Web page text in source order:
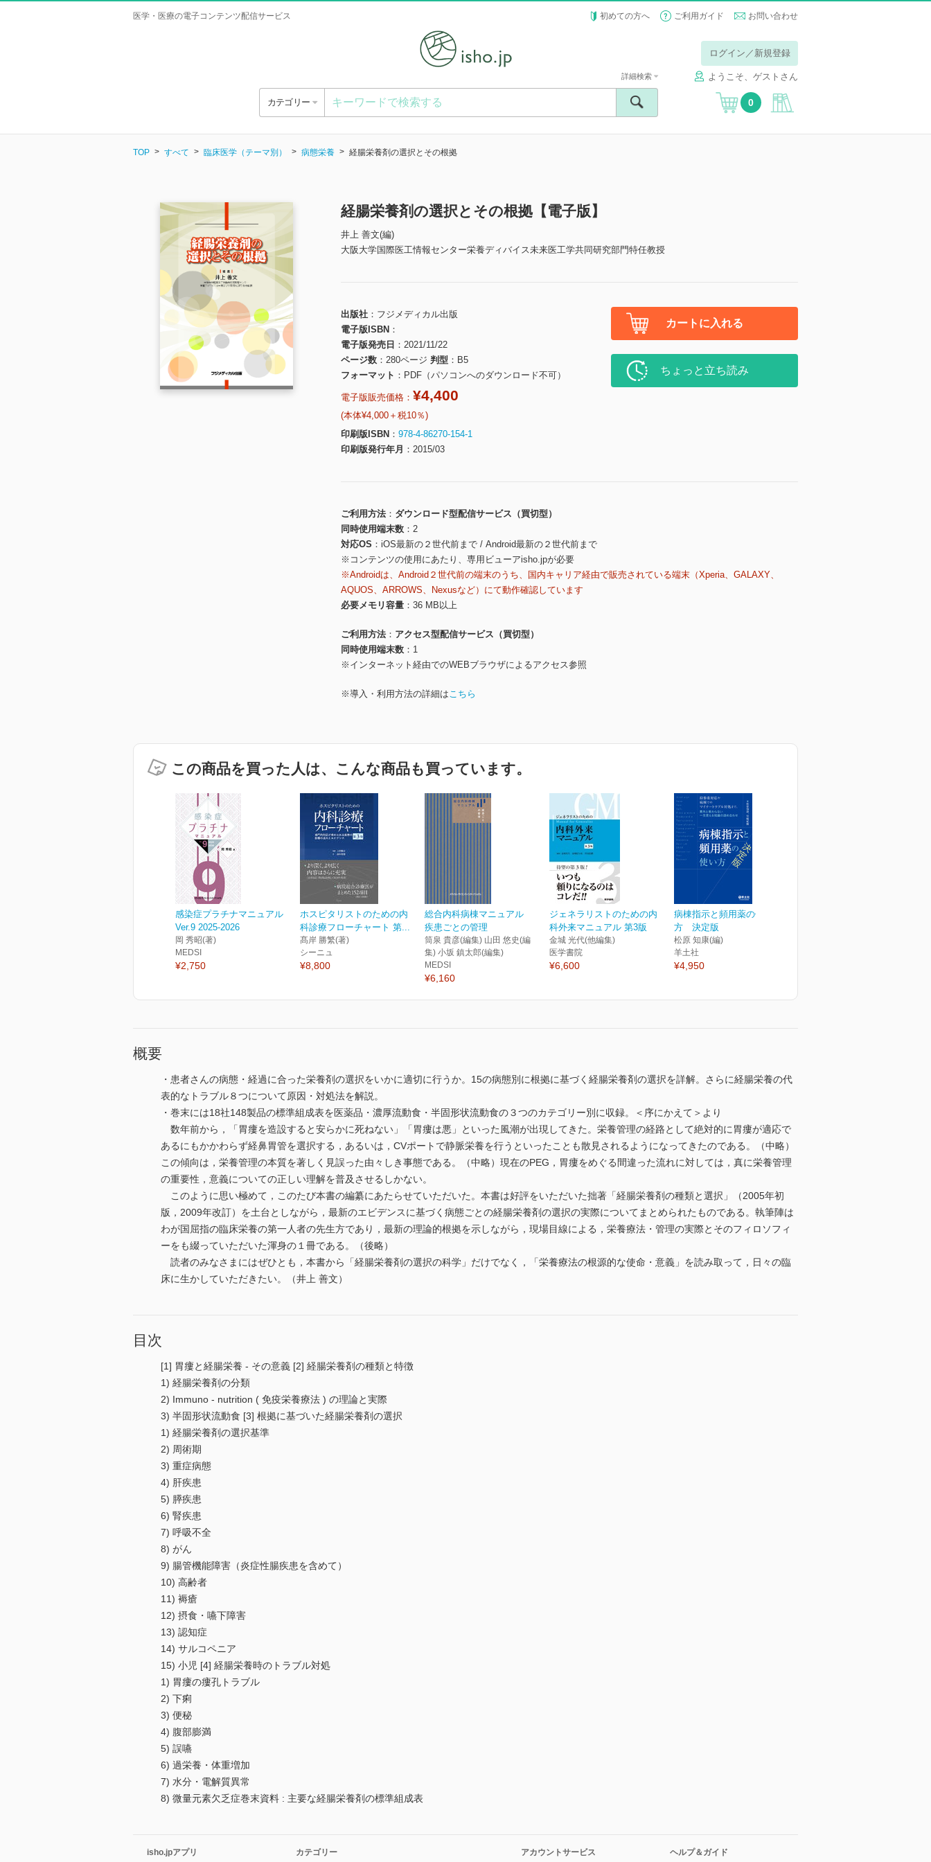
医学・医療の電子コンテンツ配信サービス 初めての方へ ご利用ガイド お問い合わせ
ログイン／新規登録
ようこそ、ゲストさん
カテゴリー
詳細検索
0
TOP すべて 臨床医学（テーマ別） 病態栄養 経腸栄養剤の選択とその根拠
経腸栄養剤の選択とその根拠【電子版】
井上 善文(編)
大阪大学国際医工情報センター栄養ディバイス未来医工学共同研究部門特任教授
出版社
フジメディカル出版
電子版ISBN
電子版発売日
2021/11/22
ページ数
280ページ 判型
B5
フォーマット
PDF（パソコンへのダウンロード不可）
電子版販売価格： ¥4,400
(本体¥4,000＋税10％)
印刷版ISBN
978-4-86270-154-1
印刷版発行年月
2015/03
カートに入れる
ちょっと立ち読み
ご利用方法
ダウンロード型配信サービス（買切型）
同時使用端末数
2
対応OS
iOS最新の２世代前まで / Android最新の２世代前まで
※コンテンツの使用にあたり、専用ビューアisho.jpが必要
※Androidは、Android２世代前の端末のうち、国内キャリア経由で販売されている端末（Xperia、GALAXY、
AQUOS、ARROWS、Nexusなど）にて動作確認しています
必要メモリ容量
36 MB以上
ご利用方法
アクセス型配信サービス（買切型）
同時使用端末数
1
※インターネット経由でのWEBブラウザによるアクセス参照
※導入・利用方法の詳細はこちら
この商品を買った人は、こんな商品も買っています。
感染症プラチナマニュアル
Ver.9 2025-2026
岡 秀昭(著)
MEDSI
¥2,750
ホスピタリストのための内
科診療フローチャート 第...
髙岸 勝繁(著)
シーニュ
¥8,800
総合内科病棟マニュアル
疾患ごとの管理
筒泉 貴彦(編集) 山田 悠史(編
集) 小坂 鎮太郎(編集)
MEDSI
¥6,160
ジェネラリストのための内
科外来マニュアル 第3版
金城 光代(他編集)
医学書院
¥6,600
病棟指示と頻用薬の使い
方 決定版
松原 知康(編)
羊土社
¥4,950
概要
・患者さんの病態・経過に合った栄養剤の選択をいかに適切に行うか。15の病態別に根拠に基づく経腸栄養剤の選択を詳解。さらに経腸栄養の代
表的なトラブル８つについて原因・対処法を解説。
・巻末には18社148製品の標準組成表を医薬品・濃厚流動食・半固形状流動食の３つのカテゴリー別に収録。＜序にかえて＞より
数年前から，「胃瘻を造設すると安らかに死ねない」「胃瘻は悪」といった風潮が出現してきた。栄養管理の経路として絶対的に胃瘻が適応で
あるにもかかわらず経鼻胃管を選択する，あるいは，CVポートで静脈栄養を行うといったことも散見されるようになってきたのである。（中略）
この傾向は，栄養管理の本質を著しく見誤った由々しき事態である。（中略）現在のPEG，胃瘻をめぐる間違った流れに対しては，真に栄養管理
の重要性，意義についての正しい理解を普及させるしかない。
このように思い極めて，このたび本書の編纂にあたらせていただいた。本書は好評をいただいた拙著「経腸栄養剤の種類と選択」（2005年初
版，2009年改訂）を土台としながら，最新のエビデンスに基づく病態ごとの経腸栄養剤の選択の実際についてまとめられたものである。執筆陣は
わが国屈指の臨床栄養の第一人者の先生方であり，最新の理論的根拠を示しながら，現場目線による，栄養療法・管理の実際とそのフィロソフィ
ーをも綴っていただいた渾身の１冊である。（後略）
読者のみなさまにはぜひとも，本書から「経腸栄養剤の選択の科学」だけでなく，「栄養療法の根源的な使命・意義」を読み取って，日々の臨
床に生かしていただきたい。（井上 善文）
目次
[1] 胃瘻と経腸栄養 - その意義 [2] 経腸栄養剤の種類と特徴
1) 経腸栄養剤の分類
2) Immuno - nutrition ( 免疫栄養療法 ) の理論と実際
3) 半固形状流動食 [3] 根拠に基づいた経腸栄養剤の選択
1) 経腸栄養剤の選択基準
2) 周術期
3) 重症病態
4) 肝疾患
5) 膵疾患
6) 腎疾患
7) 呼吸不全
8) がん
9) 腸管機能障害（炎症性腸疾患を含めて）
10) 高齢者
11) 褥瘡
12) 摂食・嚥下障害
13) 認知症
14) サルコペニア
15) 小児 [4] 経腸栄養時のトラブル対処
1) 胃瘻の瘻孔トラブル
2) 下痢
3) 便秘
4) 腹部膨満
5) 誤嚥
6) 過栄養・体重増加
7) 水分・電解質異常
8) 微量元素欠乏症巻末資料 : 主要な経腸栄養剤の標準組成表
isho.jpアプリ カテゴリー アカウントサービス ヘルプ＆ガイド